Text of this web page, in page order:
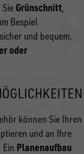
Grünschnitt,
Bespiel
und bequem.
oder
können Sie Ihren
und an Ihre
Planenaufbau